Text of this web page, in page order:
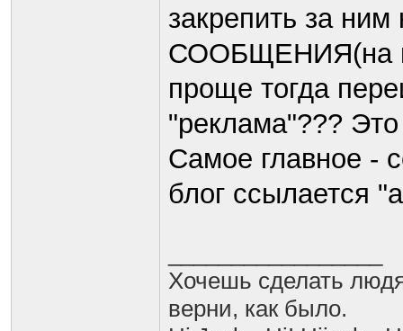
закрепить за
СООБЩЕНИЯ(на
проще тогда
"реклама"???
Самое главное -
блог ссылается
Хочешь сделать
верни, как было.